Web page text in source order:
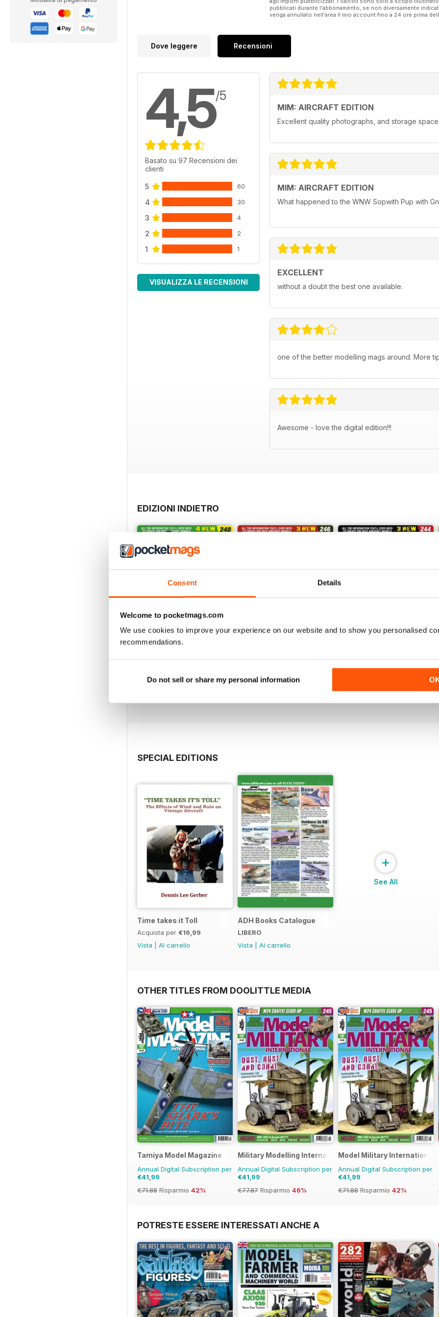
Consent Details
Welcome to pocketmags.com
We use cookies to improve your experience on our website and to show you personalised
recommendations.
Do not sell or share my personal information
65 NEXT ISSUES
What’s coming up in the next issues of Military
Eduard 1:48 MiG-21PFM
pubblicati durante l'abbonamento, se non diversamente
venga annullato nell'area Il mio account fino a 24 ore prima
Dove leggere Recensioni
4,5/5
Basato su 97 Recensioni dei
clienti
5 60
4 30
3 4
2 2
1 1
VISUALIZZA LE RECENSIONI
MIM: AIRCRAFT EDITION
Excellent quality photographs, and storage
MIM: AIRCRAFT EDITION
What happened to the WNW Sopwith Pup with
EXCELLENT
without a doubt the best one available.
one of the better modelling mags around. More
Awesome - love the digital edition!!!
EDIZIONI INDIETRO
Acquista per€5,99
Acquista per€5,99
SPECIAL EDITIONS
Time takes it Toll
Acquista per €16,99
Vista
Al carrello
ADH Books Catalogue
LIBERO
Vista
Al carrello
+
See All
OTHER TITLES FROM DOOLITTLE MEDIA
Tamiya Model Magazine
Annual Digital Subscription per
€41,99
€71.88 Risparmio 42%
Military Modelling International Magazine
Annual Digital Subscription per
€41,99
€77.87 Risparmio 46%
Model Military International
Annual Digital Subscription per
€41,99
€71.88 Risparmio 42%
POTRESTE ESSERE INTERESSATI ANCHE A